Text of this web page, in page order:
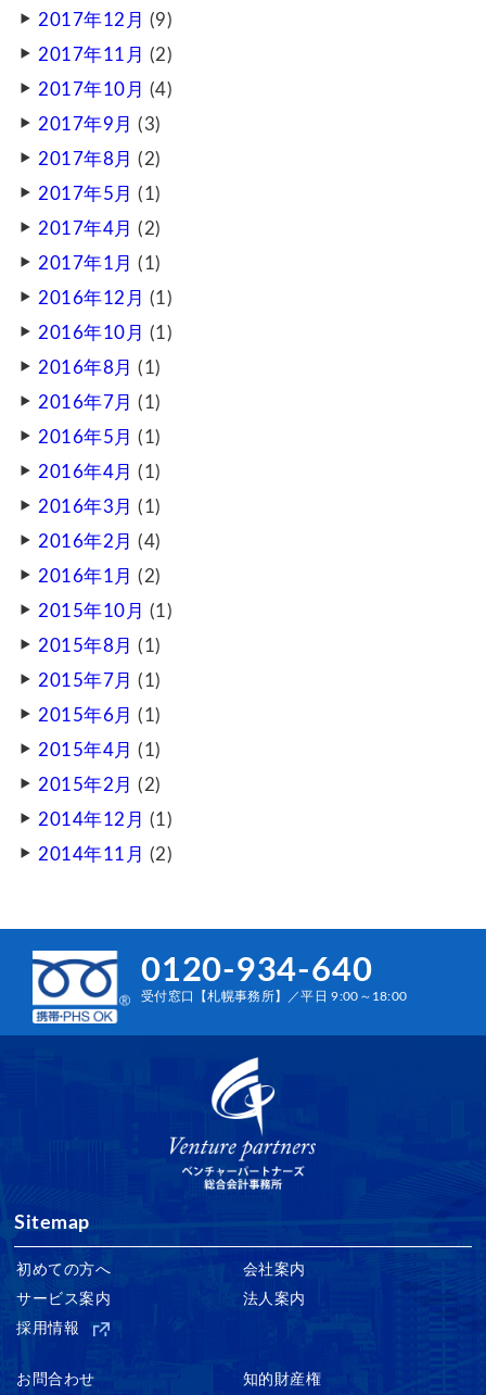
2017年12月 (9)
2017年11月 (2)
2017年10月 (4)
2017年9月 (3)
2017年8月 (2)
2017年5月 (1)
2017年4月 (2)
2017年1月 (1)
2016年12月 (1)
2016年10月 (1)
2016年8月 (1)
2016年7月 (1)
2016年5月 (1)
2016年4月 (1)
2016年3月 (1)
2016年2月 (4)
2016年1月 (2)
2015年10月 (1)
2015年8月 (1)
2015年7月 (1)
2015年6月 (1)
2015年4月 (1)
2015年2月 (2)
2014年12月 (1)
2014年11月 (2)
0120-934-640
受付窓口【札幌事務所】／平日 9:00～18:00
Sitemap
初めての方へ
会社案内
サービス案内
法人案内
採用情報
お問合わせ 知的財産権